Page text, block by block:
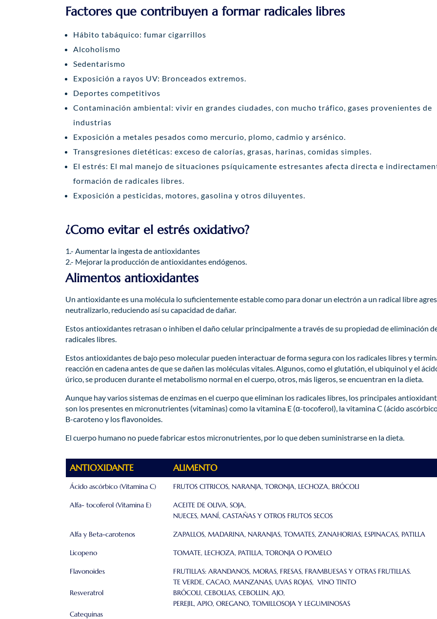
Factores que contribuyen a formar radicales libres
Hábito tabáquico: fumar cigarrillos
Alcoholismo
Sedentarismo
Exposición a rayos UV: Bronceados extremos.
Deportes competitivos
Contaminación ambiental: vivir en grandes ciudades, con mucho tráfico, gases provenientes de
industrias
Exposición a metales pesados como mercurio, plomo, cadmio y arsénico.
Transgresiones dietéticas: exceso de calorías, grasas, harinas, comidas simples.
El estrés: El mal manejo de situaciones psíquicamente estresantes afecta directa e
formación de radicales libres.
Exposición a pesticidas, motores, gasolina y otros diluyentes.
¿Como evitar el estrés oxidativo?
1.- Aumentar la ingesta de antioxidantes
2.- Mejorar la producción de antioxidantes endógenos.
Alimentos antioxidantes
​​​​Un antioxidante es una molécula lo suficientemente estable como para donar un electrón a un radical libre
neutralizarlo, reduciendo así su capacidad de dañar.
Estos antioxidantes retrasan o inhiben el daño celular principalmente a través de su propiedad de eliminación
radicales libres.
Estos antioxidantes de bajo peso molecular pueden interactuar de forma segura con los radicales libres y
reacción en cadena antes de que se dañen las moléculas vitales. Algunos, como el glutatión, el ubiquinol y el
úrico, se producen durante el metabolismo normal en el cuerpo, otros, más ligeros, se encuentran en la dieta.
Aunque hay varios sistemas de enzimas en el cuerpo que eliminan los radicales libres, los principales
son los presentes en micronutrientes (vitaminas) como la vitamina E (α-tocoferol), la vitamina C (ácido
B-caroteno y los flavonoides.
El cuerpo humano no puede fabricar estos micronutrientes, por lo que deben suministrarse en la dieta.
ANTIOXIDANTE ALIMENTO
Ácido ascórbico (Vitamina C) ​FRUTOS CITRICOS, NARANJA, TORONJA, LECHOZA, BRÓCOLI
Alfa- tocoferol (Vitamina E)
ACEITE DE OLIVA, SOJA,
NUECES, MANÍ, CASTAÑAS Y OTROS FRUTOS SECOS
Alfa y Beta-carotenos ZAPALLOS, MADARINA, NARANJAS, TOMATES, ZANAHORIAS, ESPINACAS, PATILLA
Licopeno ​TOMATE, LECHOZA, PATILLA, TORONJA O POMELO
Flavonoides
Resveratrol
Catequinas
FRUTILLAS: ARANDANOS, MORAS, FRESAS, FRAMBUESAS Y OTRAS FRUTILLAS.
TE VERDE, CACAO, MANZANAS, UVAS ROJAS, VINO TINTO
BRÓCOLI, CEBOLLAS, CEBOLLIN, AJO,
PEREJIL, APIO, OREGANO, TOMILLOSOJA Y LEGUMINOSAS